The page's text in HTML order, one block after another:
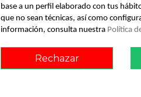
base a un perfil elaborado con tus
que no sean técnicas, así como
información, consulta nuestra Política
Rechazar